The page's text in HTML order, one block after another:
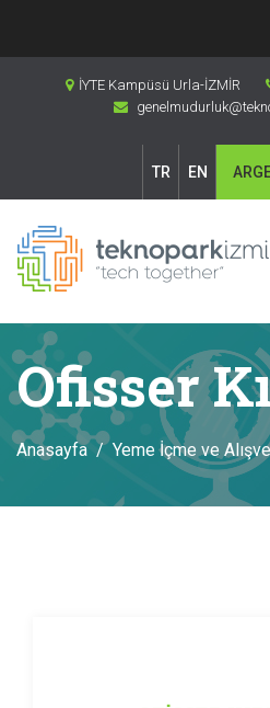
İYTE Kampüsü Urla-İZMİR
TR EN
Ofisser
Anasayfa Yeme İçme ve